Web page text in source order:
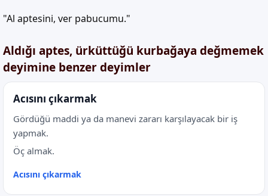
"Al aptesini, ver pabucumu."
Aldığı aptes, ürküttüğü kurbağaya değmemek
deyimine benzer deyimler
Acısını çıkarmak
Gördüğü maddi ya da manevi zararı karşılayacak bir iş
yapmak.
Öç almak.
Acısını çıkarmak